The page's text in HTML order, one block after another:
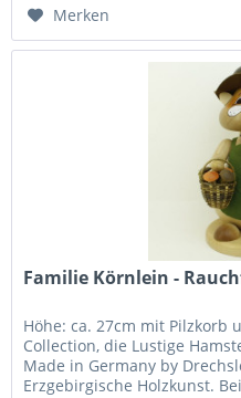
Merken
Familie Körnlein -
Höhe: ca. 27cm mit Pilzkorb
Collection, die Lustige
Made in Germany by
Erzgebirgische Holzkunst.